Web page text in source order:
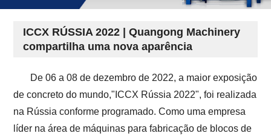
ICCX RÚSSIA 2022 | Quangong Machinery
compartilha uma nova aparência
De 06 a 08 de dezembro de 2022, a maior exposição
de concreto do mundo,"ICCX Rússia 2022", foi realizada
na Rússia conforme programado. Como uma empresa
líder na área de máquinas para fabricação de blocos de